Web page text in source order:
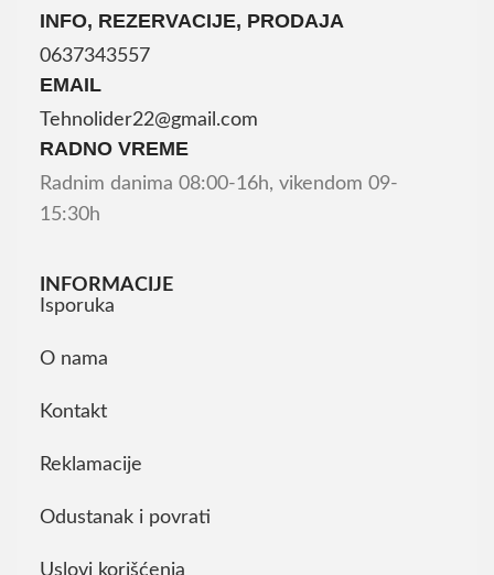
INFO, REZERVACIJE, PRODAJA
0637343557
EMAIL
Tehnolider22@gmail.com
RADNO VREME
Radnim danima 08:00-16h, vikendom 09-
15:30h
INFORMACIJE
Isporuka
O nama
Kontakt
Reklamacije
Odustanak i povrati
Uslovi korišćenja